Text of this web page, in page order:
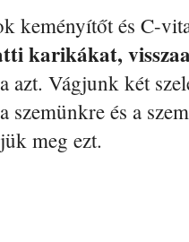
keményítőt és C-
karikákat,
azt. Vágjunk két
szemünkre és a
meg ezt.